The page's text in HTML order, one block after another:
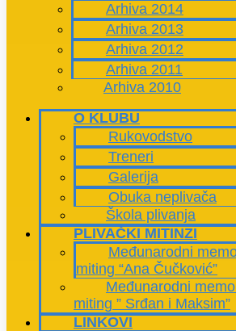
Arhiva 2014
Arhiva 2013
Arhiva 2012
Arhiva 2011
Arhiva 2010
O KLUBU
Rukovodstvo
Treneri
Galerija
Obuka neplivača
Škola plivanja
PLIVAČKI MITINZI
Međunarodni
miting “Ana Čučković”
Međunarodni
miting ” Srđan i Maksim”
LINKOVI